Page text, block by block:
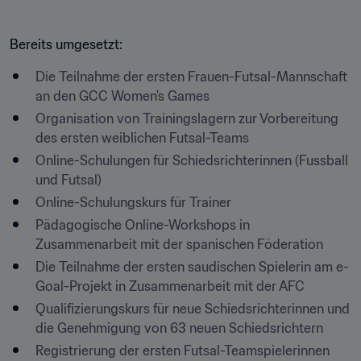
Bereits umgesetzt:
Die Teilnahme der ersten Frauen-Futsal-Mannschaft
an den GCC Women's Games
Organisation von Trainingslagern zur Vorbereitung
des ersten weiblichen Futsal-Teams
Online-Schulungen für Schiedsrichterinnen (Fussball
und Futsal)
Online-Schulungskurs für Trainer
Pädagogische Online-Workshops in
Zusammenarbeit mit der spanischen Föderation
Die Teilnahme der ersten saudischen Spielerin am e-
Goal-Projekt in Zusammenarbeit mit der AFC
Qualifizierungskurs für neue Schiedsrichterinnen und
die Genehmigung von 63 neuen Schiedsrichtern
Registrierung der ersten Futsal-Teamspielerinnen